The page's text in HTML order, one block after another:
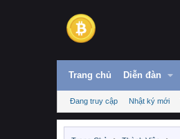
Trang chủ Diễn đàn
Đang truy cập Nhật ký mới